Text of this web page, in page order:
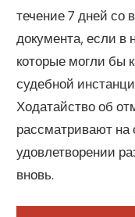
течение 7 дней со
документа, если в
которые могли бы
судебной
Ходатайство об
рассматривают на
удовлетворении
вновь.